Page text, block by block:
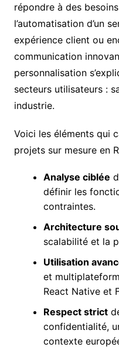
répondre à des
l’automatisation d’un
expérience client ou
communication
personnalisation
secteurs utilisateurs :
industrie.
Voici les éléments qui
projets sur mesure en
Analyse ciblée
définir les
contraintes.
Architecture
scalabilité et la
Utilisation
et
React Native et
Respect strict
confidentialité,
contexte